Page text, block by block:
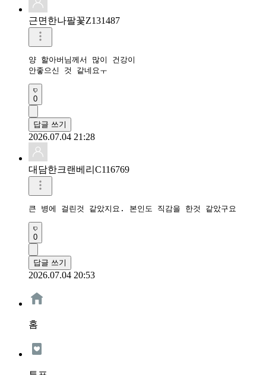
근면한나팔꽃Z131487
양 할아버님께서 많이 건강이
안좋으신 것 같네요ㅜ
0
답글 쓰기
2026.07.04 21:28
대담한크랜베리C116769
큰 병에 걸린것 같았지요. 본인도 직감을 한것 같았구요
0
답글 쓰기
2026.07.04 20:53
홈